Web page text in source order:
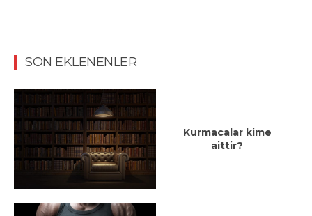
SON EKLENENLER
Kurmacalar kime
aittir?